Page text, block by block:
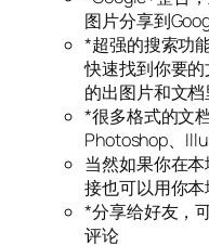
图片分享到
*超强的搜索功
快速找到你要
的出图片和文
*很多格式的文
Photoshop、
当然如果你在
接也可以用你
*分享给好友，
评论